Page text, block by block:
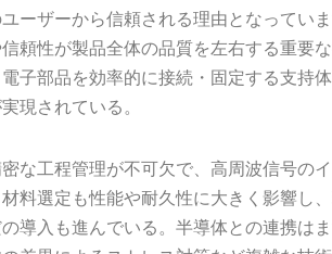
ーザーから信頼される理由となってい
頼性が製品全体の品質を左右する重要
子部品を効率的に接続・固定する支持
現されている。
な工程管理が不可欠で、高周波信号の
料選定も性能や耐久性に大きく影響し
導入も進んでいる。半導体との連携は